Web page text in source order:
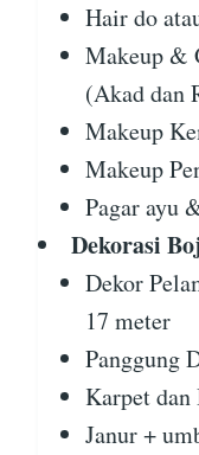
Hair do
Makeup &
(Akad dan
Makeup
Makeup
Pagar ayu
Dekorasi
Dekor
17 meter
Panggung
Karpet dan
Janur +